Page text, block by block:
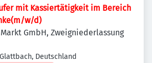
mit Kassiertätigkeit im Bereich
w/d)
Markt GmbH, Zweigniederlassung
Deutschland